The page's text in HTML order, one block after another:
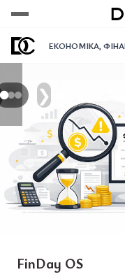
ЕКОНОМІКА,
❯
FinDay OS